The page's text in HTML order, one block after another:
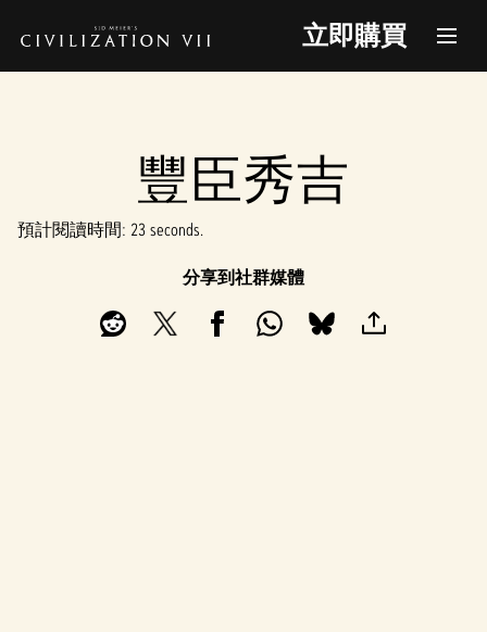
立即購買
豐臣秀吉
預計閱讀時間 23 seconds
分享到社群媒體